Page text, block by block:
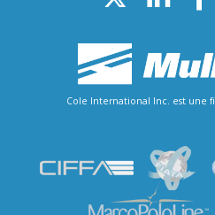
Cole International Inc. est une